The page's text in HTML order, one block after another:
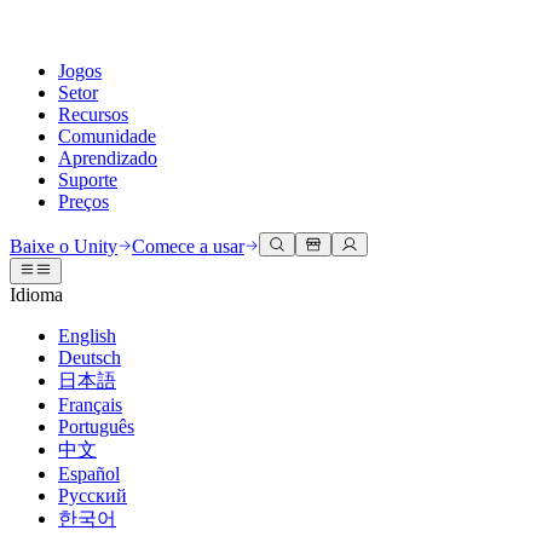
Jogos
Setor
Recursos
Comunidade
Aprendizado
Suporte
Preços
Engine do Unity
Crie jogos 2D e 3D para qualquer plataforma
Colaboração
Colabore e itere rapidamente com sua equipe
Baixe o Unity
Planos e preços
Implante
Multiplataforma
Colaboração 3D
Construa e revise projetos 3D em tempo real
Treinamento imersivo
Treine em ambientes imersivos
Experiências do cliente
Crie experiências interativas em 3D
Setores
Manufatura
Documentação
Ferramentas de desenvolvedor
Versões de lançamento e rastreador de problemas
Roteiro
Revisar recursos futuros
Glossário
Discussões
Eventos
Eventos globais e locais
Histórias da comunidade
Made with Unity
Mostrando criadores do Unity
Unity Learn
Domine habilidades do Unity gratuitamente
Treinamento profissional
Aprimore sua equipe com treinadores do Unity
É iniciante no Unity?
Conceitos básicos
Inicie seu aprendizado
Caminhos Essenciais do Unity
Obter ajuda
Ajudando você a ter sucesso com Unity
Planos de sucesso
Alcance seus objetivos mais rápido com suporte especializado
Perguntas frequentes
Respostas para perguntas comuns
Entre em contato conosco
Conecte-se com nossa equipe
Baixe o Unity Comece a usar
Idioma
English
Deutsch
日本語
Français
Português
中文
Español
Русский
한국어